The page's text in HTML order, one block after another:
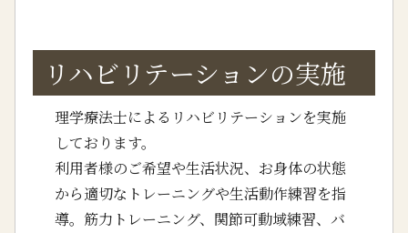
リハビリテーションの実施
理学療法士によるリハビリテーションを実施
しております。
利用者様のご希望や生活状況、お身体の状態
から適切なトレーニングや生活動作練習を指
導。筋力トレーニング、関節可動域練習、バ